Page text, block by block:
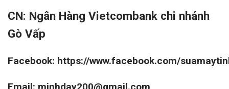
CN: Ngân Hàng Vietcombank chi nhánh
Gò Vấp
Facebook: https://www.facebook.com/
Email: minhday200@gmail.com